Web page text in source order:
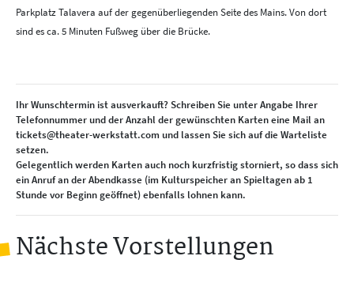
Parkplatz Talavera auf der gegenüberliegenden Seite des Mains. Von dort
sind es ca. 5 Minuten Fußweg über die Brücke.
Ihr Wunschtermin ist ausverkauft? Schreiben Sie unter Angabe Ihrer
Telefonnummer und der Anzahl der gewünschten Karten eine Mail an
tickets@theater-werkstatt.com und lassen Sie sich auf die Warteliste
setzen.
Gelegentlich werden Karten auch noch kurzfristig storniert, so dass sich
ein Anruf an der Abendkasse (im Kulturspeicher an Spieltagen ab 1
Stunde vor Beginn geöffnet) ebenfalls lohnen kann.
Nächste Vorstellungen